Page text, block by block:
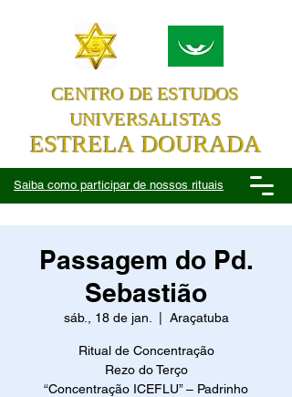
Saiba como participar de nossos rituais
CENTRO DE ESTUDOS
UNIVERSALISTAS
ESTRELA DOURADA
Passagem do Pd.
Sebastião
sáb., 18 de jan. Araçatuba
Ritual de Concentração
Rezo do Terço
“Concentração ICEFLU” – Padrinho